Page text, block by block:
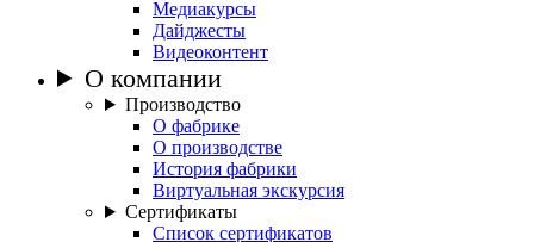
Медиакурсы
Дайджесты
Видеоконтент
О компании
Производство
О фабрике
О производстве
История фабрики
Виртуальная экскурсия
Сертификаты
Список сертификатов